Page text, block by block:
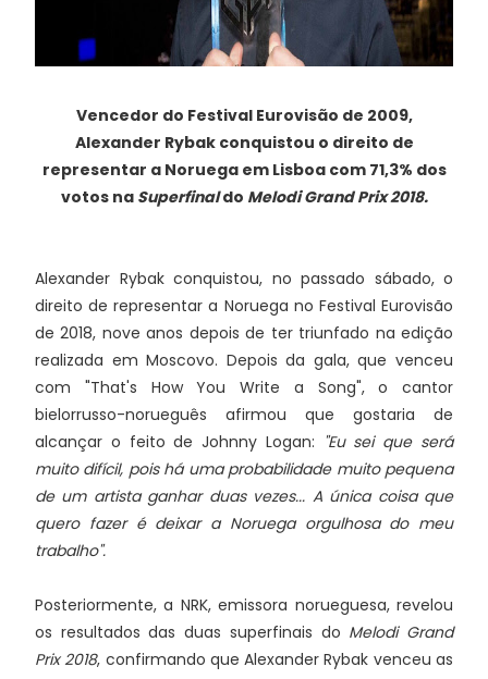
Vencedor do Festival Eurovisão de 2009,
Alexander Rybak conquistou o direito de
representar a Noruega em Lisboa com 71,3% dos
votos na Superfinaldo Melodi Grand Prix 2018.
Alexander Rybak conquistou, no passado sábado, o
direito de representar a Noruega no Festival Eurovisão
de 2018, nove anos depois de ter triunfado na edição
realizada em Moscovo. Depois da gala, que venceu
com "That's How You Write a Song", o cantor
bielorrusso-norueguês afirmou que gostaria de
alcançar o feito de Johnny Logan: "Eu sei que será
muito difícil, pois há uma probabilidade muito pequena
de um artista ganhar duas vezes... A única coisa que
quero fazer é deixar a Noruega orgulhosa do meu
trabalho".
Posteriormente, a NRK, emissora norueguesa, revelou
os resultados das duas superfinais do Melodi Grand
Prix 2018, confirmando que Alexander Rybak venceu as